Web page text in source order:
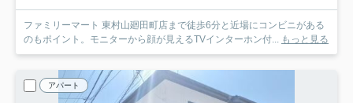
ファミリーマート 東村山廻田町店まで徒歩6分と近場にコンビニがある
のもポイント。モニターから顔が見えるTVインターホン付... もっと見る
アパート